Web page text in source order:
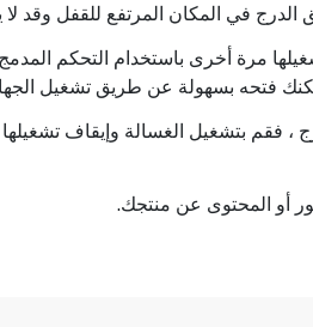
في المكان المرتفع للقفل وقد لا
فتحه بسهولة عن طريق تشغيل
، فقم بتشغيل الغسالة وإيقاف
أو المحتوى عن منتجك.